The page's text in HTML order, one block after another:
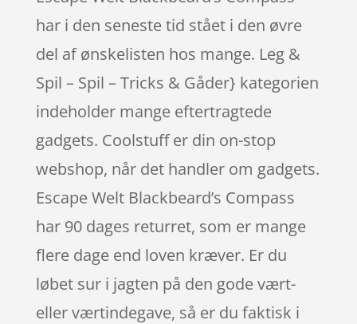
har i den seneste tid stået i den øvre
del af ønskelisten hos mange. Leg &
Spil – Spil – Tricks & Gåder} kategorien
indeholder mange eftertragtede
gadgets. Coolstuff er din on-stop
webshop, når det handler om gadgets.
Escape Welt Blackbeard’s Compass
har 90 dages returret, som er mange
flere dage end loven kræver. Er du
løbet sur i jagten på den gode vært-
eller værtindegave, så er du faktisk i